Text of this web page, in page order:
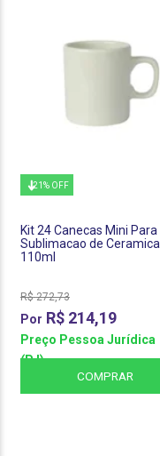
21% OFF
Kit 24 Canecas Mini Para
Sublimacao de Ceramica
110ml
R$ 272,73
R$ 214,19
Preço Pessoa Jurídica
(PJ)
COMPRAR